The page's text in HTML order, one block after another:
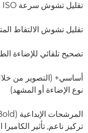
تقليل تشوش سرعة ISO العالية (4 إعدادات)
تقليل تشوش الالتقاط
تصحيح تلقائي للإضاءة
أساسي+ (التصوير من
نوع الإضاءة أو المشهد)
تركيز ناعم, تأثير